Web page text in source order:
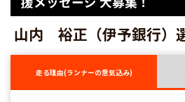
山内 裕正（伊予銀行）
走る理由(ランナーの意気込み)